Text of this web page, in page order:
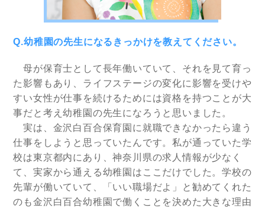
Q.幼稚園の先生になるきっかけを教えてください。
母が保育士として長年働いていて、それを見て育っ
た影響もあり、ライフステージの変化に影響を受けや
すい女性が仕事を続けるためには資格を持つことが大
事だと考え幼稚園の先生になろうと思いました。
実は、金沢白百合保育園に就職できなかったら違う
仕事をしようと思っていたんです。私が通っていた学
校は東京都内にあり、神奈川県の求人情報が少なく
て、実家から通える幼稚園はここだけでした。学校の
先輩が働いていて、「いい職場だよ」と勧めてくれた
のも金沢白百合幼稚園で働くことを決めた大きな理由